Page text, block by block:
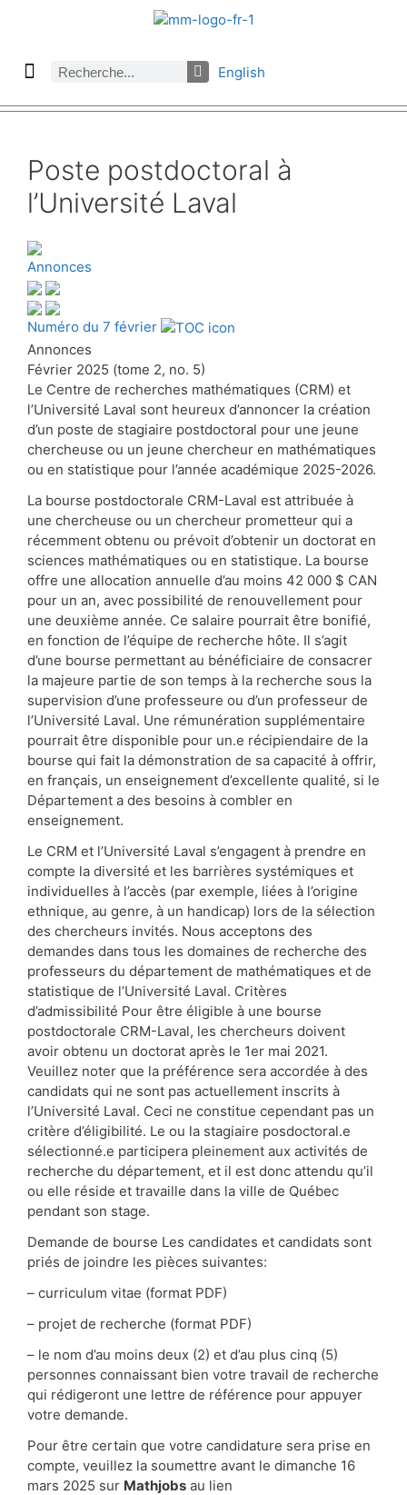
English
Poste postdoctoral à
l’Université Laval
Annonces
Numéro du 7 février
Annonces
Février 2025 (tome 2, no. 5)
Le Centre de recherches mathématiques (CRM) et
l’Université Laval sont heureux d’annoncer la création
d’un poste de stagiaire postdoctoral pour une jeune
chercheuse ou un jeune chercheur en mathématiques
ou en statistique pour l’année académique 2025-2026.
La bourse postdoctorale CRM-Laval est attribuée à
une chercheuse ou un chercheur prometteur qui a
récemment obtenu ou prévoit d’obtenir un doctorat en
sciences mathématiques ou en statistique. La bourse
offre une allocation annuelle d’au moins 42 000 $ CAN
pour un an, avec possibilité de renouvellement pour
une deuxième année. Ce salaire pourrait être bonifié,
en fonction de l’équipe de recherche hôte. Il s’agit
d’une bourse permettant au bénéficiaire de consacrer
la majeure partie de son temps à la recherche sous la
supervision d’une professeure ou d’un professeur de
l’Université Laval. Une rémunération supplémentaire
pourrait être disponible pour un.e récipiendaire de la
bourse qui fait la démonstration de sa capacité à offrir,
en français, un enseignement d’excellente qualité, si le
Département a des besoins à combler en
enseignement.
Le CRM et l’Université Laval s’engagent à prendre en
compte la diversité et les barrières systémiques et
individuelles à l’accès (par exemple, liées à l’origine
ethnique, au genre, à un handicap) lors de la sélection
des chercheurs invités. Nous acceptons des
demandes dans tous les domaines de recherche des
professeurs du département de mathématiques et de
statistique de l’Université Laval. Critères
d’admissibilité Pour être éligible à une bourse
postdoctorale CRM-Laval, les chercheurs doivent
avoir obtenu un doctorat après le 1er mai 2021.
Veuillez noter que la préférence sera accordée à des
candidats qui ne sont pas actuellement inscrits à
l’Université Laval. Ceci ne constitue cependant pas un
critère d’éligibilité. Le ou la stagiaire posdoctoral.e
sélectionné.e participera pleinement aux activités de
recherche du département, et il est donc attendu qu’il
ou elle réside et travaille dans la ville de Québec
pendant son stage.
Demande de bourse Les candidates et candidats sont
priés de joindre les pièces suivantes:
– curriculum vitae (format PDF)
– projet de recherche (format PDF)
– le nom d’au moins deux (2) et d’au plus cinq (5)
personnes connaissant bien votre travail de recherche
qui rédigeront une lettre de référence pour appuyer
votre demande.
Pour être certain que votre candidature sera prise en
compte, veuillez la soumettre avant le dimanche 16
mars 2025 sur Mathjobs au lien